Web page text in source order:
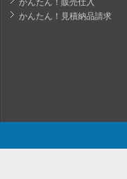
かんたん！販売仕入
かんたん！見積納品請求